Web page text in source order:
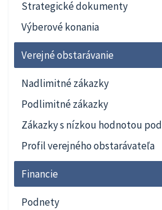
Strategické dokumenty
Výberové konania
Verejné obstarávanie
Nadlimitné zákazky
Podlimitné zákazky
Zákazky s nízkou hodnotou
Profil verejného obstarávateľa
Financie
Podnety